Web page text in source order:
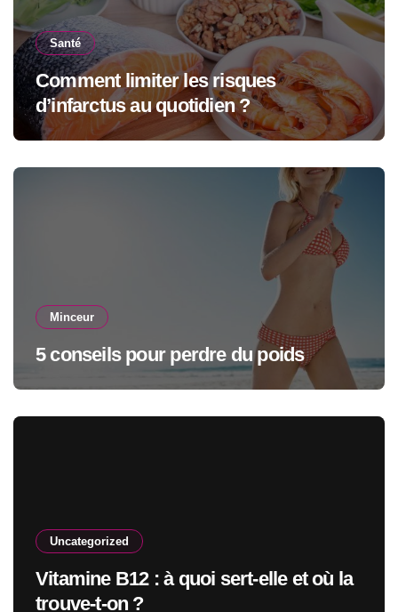
Santé
Comment limiter les risques
d’infarctus au quotidien ?
Minceur
5 conseils pour perdre du poids
Uncategorized
Vitamine B12 : à quoi sert-elle et où la
trouve-t-on ?